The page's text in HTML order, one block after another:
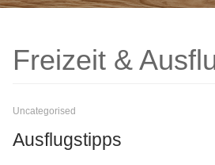
Freizeit &
Uncategorised
Ausflugstipps